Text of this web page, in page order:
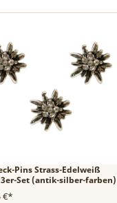
Pins Strass-Edelweiß
Set (antik-silber-farben)
€*